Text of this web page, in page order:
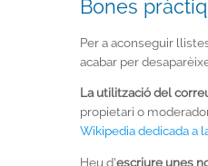
Bones
Per a aconseguir
acabar per
La utilització del
propietari o
Wikipedia dedicada a
Heu d'escriure unes